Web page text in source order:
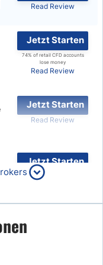
Read Review
Jetzt Starten
74% of retail CFD accounts
lose money
Read Review
Jetzt Starten
Read Review
Jetzt Starten
Read Review